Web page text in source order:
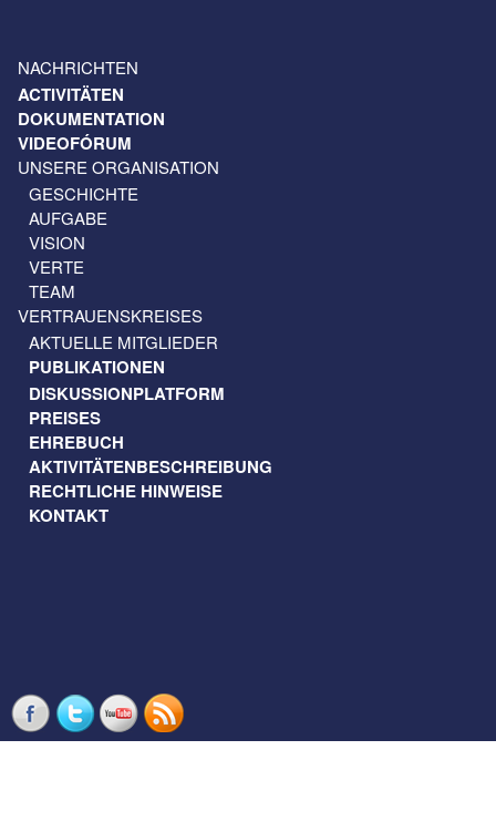
NACHRICHTEN
ACTIVITÄTEN
DOKUMENTATION
VIDEOFÓRUM
UNSERE ORGANISATION
GESCHICHTE
AUFGABE
VISION
VERTE
TEAM
VERTRAUENSKREISES
AKTUELLE MITGLIEDER
PUBLIKATIONEN
DISKUSSIONPLATFORM
PREISES
EHREBUCH
AKTIVITÄTENBESCHREIBUNG
RECHTLICHE HINWEISE
KONTAKT